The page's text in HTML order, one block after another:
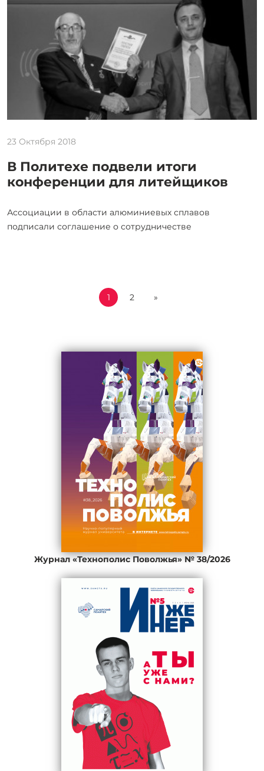
23 Октября 2018
В Политехе подвели итоги
конференции для литейщиков
Ассоциации в области алюминиевых сплавов
подписали соглашение о сотрудничестве
1 2 »
Журнал «Технополис Поволжья» № 38/2026